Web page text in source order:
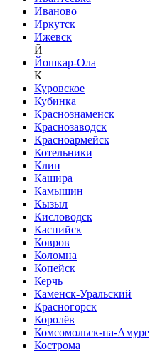
Иваново
Иркутск
Ижевск
Й
Йошкар-Ола
К
Куровское
Кубинка
Краснознаменск
Краснозаводск
Красноармейск
Котельники
Клин
Кашира
Камышин
Кызыл
Кисловодск
Каспийск
Ковров
Коломна
Копейск
Керчь
Каменск-Уральский
Красногорск
Королёв
Комсомольск-на-Амуре
Кострома